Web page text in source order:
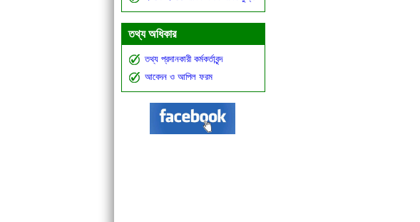
তথ্য অধিকার
তথ্য প্রদানকারী কর্মকর্তাবৃন্দ
আবেদন ও আপিল ফরম